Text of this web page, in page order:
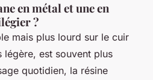
en métal et une en
?
mais plus lourd sur le cuir
légère, est souvent plus
quotidien, la résine